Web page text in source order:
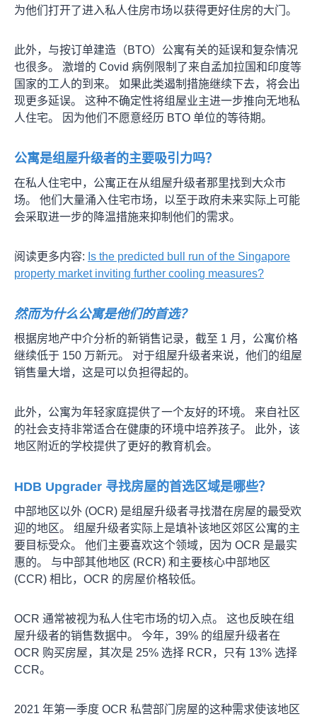
为他们打开了进入私人住房市场以获得更好住房的大门。
此外，与按订单建造（BTO）公寓有关的延误和复杂情况
也很多。 激增的 Covid 病例限制了来自孟加拉国和印度等
国家的工人的到来。 如果此类遏制措施继续下去，将会出
现更多延误。 这种不确定性将组屋业主进一步推向无地私
人住宅。 因为他们不愿意经历 BTO 单位的等待期。
公寓是组屋升级者的主要吸引力吗？
在私人住宅中，公寓正在从组屋升级者那里找到大众市
场。 他们大量涌入住宅市场，以至于政府未来实际上可能
会采取进一步的降温措施来抑制他们的需求。
阅读更多内容: Is the predicted bull run of the Singapore
property market inviting further cooling measures?
然而为什么公寓是他们的首选？
根据房地产中介分析的新销售记录，截至 1 月，公寓价格
继续低于 150 万新元。 对于组屋升级者来说，他们的组屋
销售量大增，这是可以负担得起的。
此外，公寓为年轻家庭提供了一个友好的环境。 来自社区
的社会支持非常适合在健康的环境中培养孩子。 此外，该
地区附近的学校提供了更好的教育机会。
HDB Upgrader 寻找房屋的首选区域是哪些？
中部地区以外 (OCR) 是组屋升级者寻找潜在房屋的最受欢
迎的地区。 组屋升级者实际上是填补该地区郊区公寓的主
要目标受众。 他们主要喜欢这个领域，因为 OCR 是最实
惠的。 与中部其他地区 (RCR) 和主要核心中部地区
(CCR) 相比，OCR 的房屋价格较低。
OCR 通常被视为私人住宅市场的切入点。 这也反映在组
屋升级者的销售数据中。 今年，39% 的组屋升级者在
OCR 购买房屋，其次是 25% 选择 RCR，只有 13% 选择
CCR。
2021 年第一季度 OCR 私营部门房屋的这种需求使该地区